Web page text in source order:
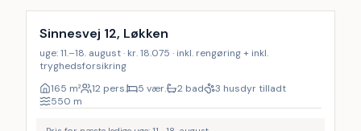
LAST MINUTE
Sinnesvej 12, Løkken
uge: 11.–18. august · kr. 18.075 · inkl. rengøring + inkl.
tryghedsforsikring
165 m² 12 pers. 5 vær. 2 bad
3 husdyr tilladt
550 m